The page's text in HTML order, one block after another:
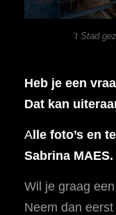
’t Stad
Heb je een
Dat kan
Alle foto’s en
Sabrina MAES.
Wil je graag
Neem dan